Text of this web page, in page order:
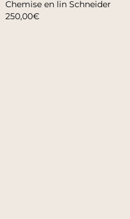
Chemise en lin Schneider
250,00€